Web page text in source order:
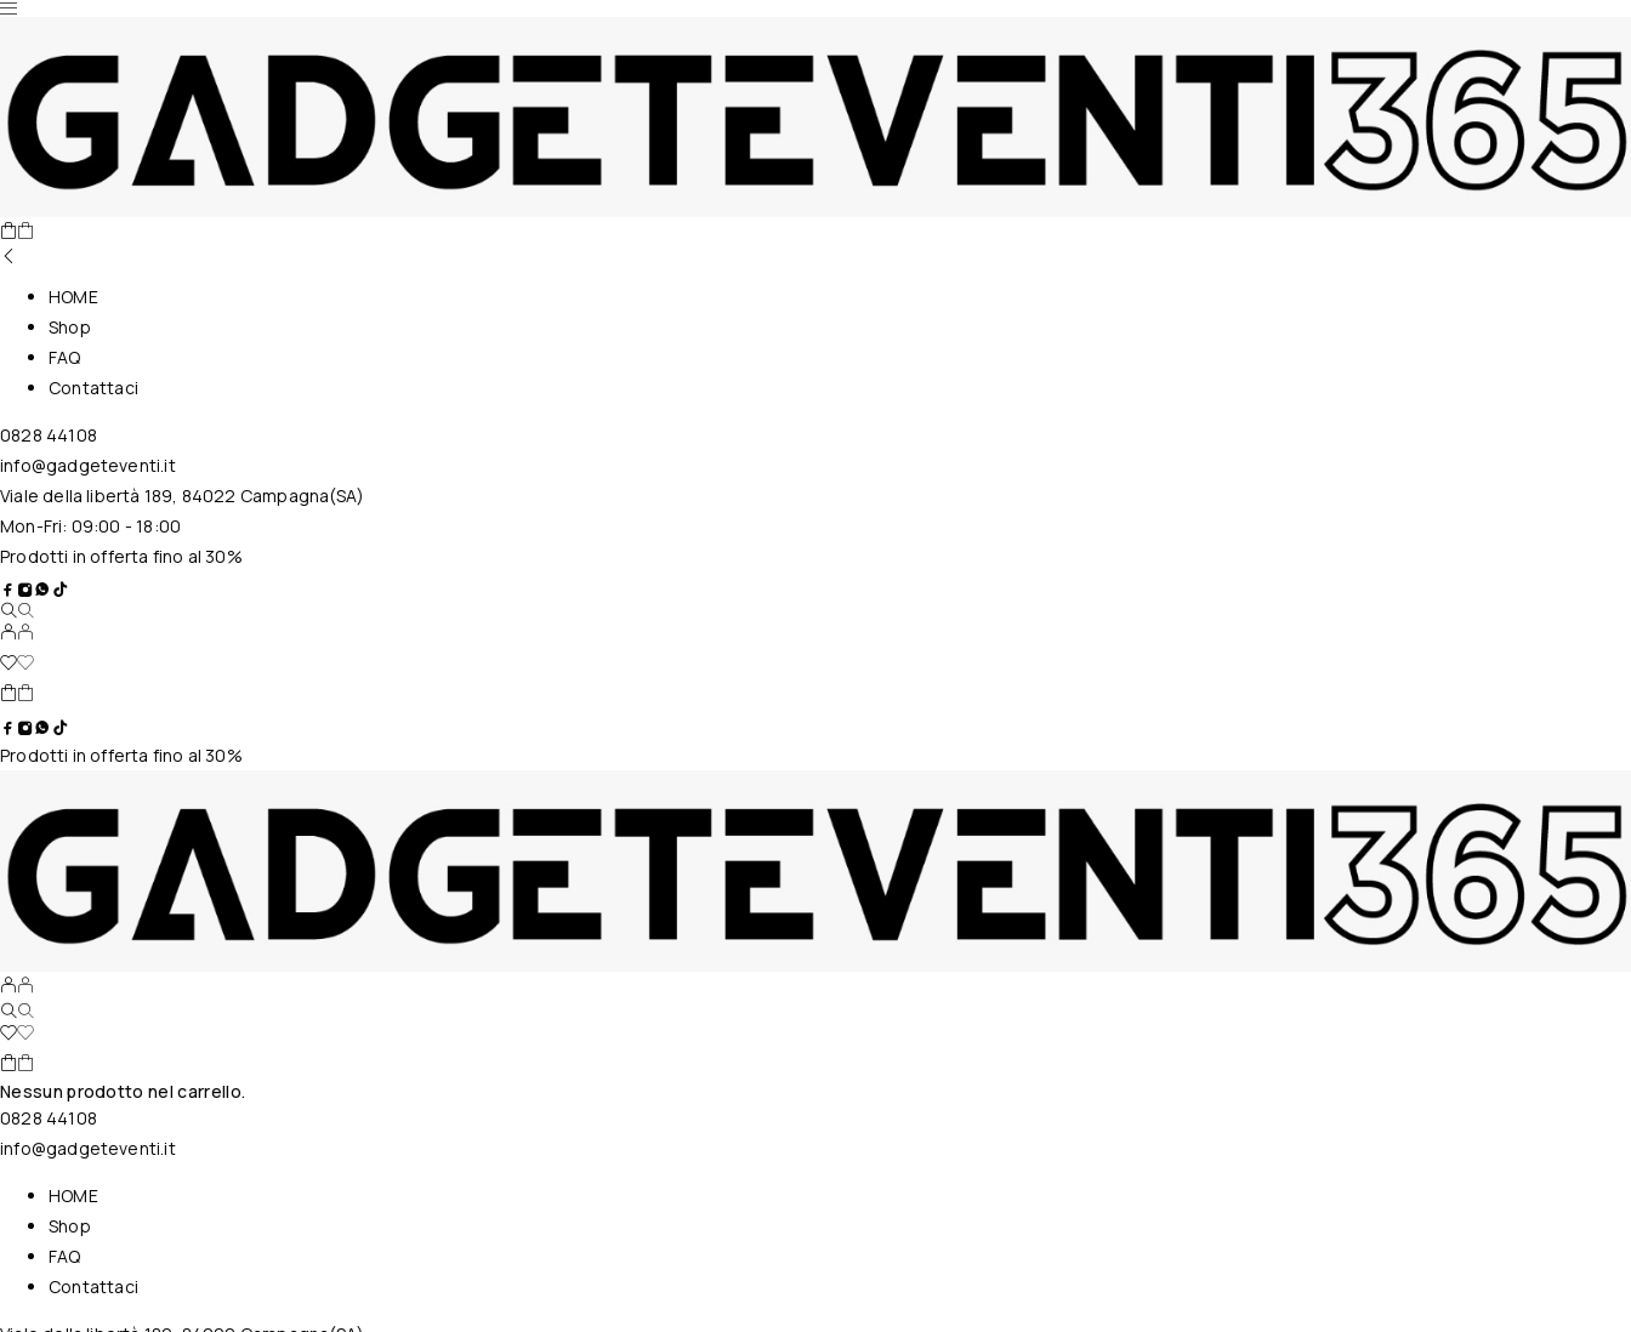
Nessun prodotto nel carrello.
HOME
Shop
FAQ
Contattaci
0828 44108
info@gadgeteventi.it
Viale della libertà 189, 84022 Campagna(SA)
Mon-Fri: 09:00 - 18:00
Prodotti in offerta fino al 30%
Prodotti in offerta fino al 30%
Nessun prodotto nel carrello.
0828 44108
info@gadgeteventi.it
HOME
Shop
FAQ
Contattaci